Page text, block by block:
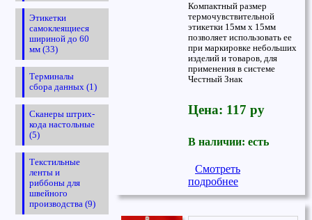
Этикетки
самоклеящиеся
шириной до 60
мм (33)
Терминалы
сбора данных (1)
Сканеры штрих-
кода настольные
(5)
Текстильные
ленты и
риббоны для
швейного
производства (9)
Компактный размер
термочувствительной
этикетки 15мм х 15мм
позволяет использовать ее
при маркировке небольших
изделий и товаров, для
применения в системе
Честный Знак
Цена: 117 ру
В наличии: есть
Смотреть
подробнее